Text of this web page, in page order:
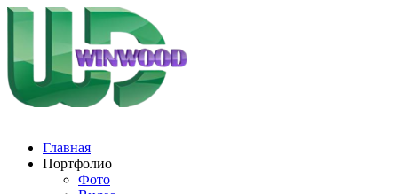
Главная
Портфолио
Фото